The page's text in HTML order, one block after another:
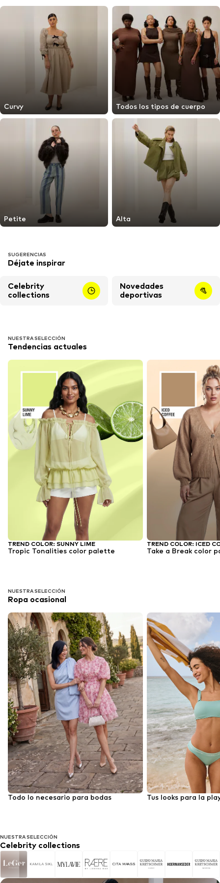
Curvy Todos los tipos de cuerpo
Petite Alta
SUGERENCIAS
Déjate inspirar
Celebrity
collections
Novedades
deportivas
NUESTRA SELECCIÓN
Tendencias actuales
TREND COLOR: SUNNY LIME
Tropic Tonalities color palette
TREND COLOR: ICED
Take a Break color
NUESTRA SELECCIÓN
Ropa ocasional
Todo lo necesario para bodas Tus looks para la
NUESTRA SELECCIÓN
Celebrity collections